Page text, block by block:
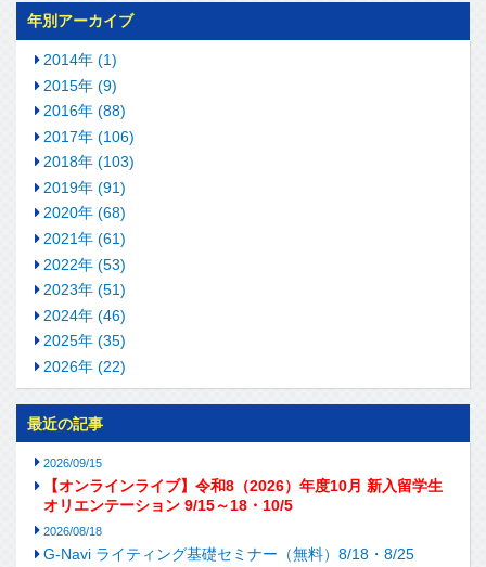
年別アーカイブ
2014年 (1)
2015年 (9)
2016年 (88)
2017年 (106)
2018年 (103)
2019年 (91)
2020年 (68)
2021年 (61)
2022年 (53)
2023年 (51)
2024年 (46)
2025年 (35)
2026年 (22)
最近の記事
2026/09/15
【オンラインライブ】令和8（2026）年度10月 新入留学生
オリエンテーション 9/15～18・10/5
2026/08/18
G-Navi ライティング基礎セミナー（無料）8/18・8/25